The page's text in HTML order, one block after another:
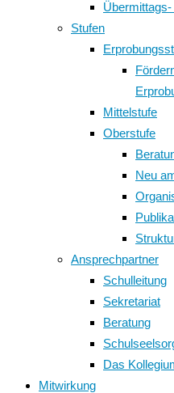
Stufen
Mittelstufe
Oberstufe
Neu
Ansprechpartner
Schulleitung
Sekretariat
Beratung
Das
Mitwirkung